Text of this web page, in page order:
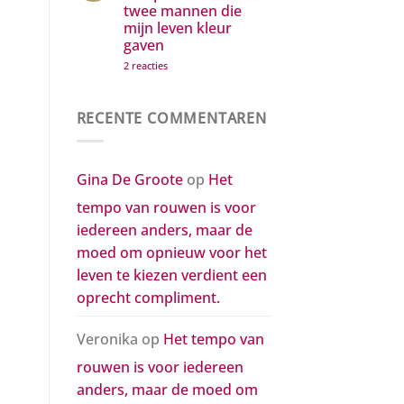
voor
iedereen
anders,
moed
het
leven
een
oprecht
twee mannen die
mijn leven kleur
gaven
2 reactiesop
aan
de
leven
gaven
RECENTE COMMENTAREN
Gina De Grooteop Het
tempo van rouwen is voor
iedereen anders, maar de
moed om opnieuw voor het
leven te kiezen verdient een
oprecht compliment.
Veronika op Het tempo van
rouwen is voor iedereen
anders, maar de moed om